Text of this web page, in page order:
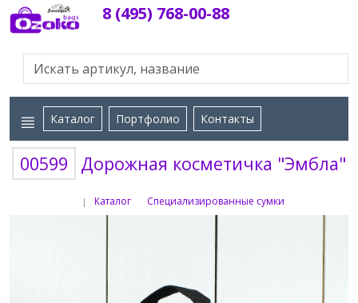
8 (495) 768-00-88
Каталог Портфолио Контакты
00599 Дорожная косметичка "Эмбла"
| Каталог Специализированные сумки